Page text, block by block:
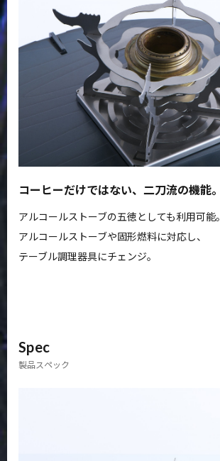
コーヒーだけではない、二刀流の機能。
アルコールストーブの五徳としても利用可能。
アルコールストーブや固形燃料に対応し、
テーブル調理器具にチェンジ。
Spec
製品スペック